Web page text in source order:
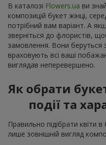
В каталозі Flowers.ua ви
композицій букет жінці,
потрібний вам варіант. А
зверніться до флористів,
замовлення. Вони беруться
враховують всі ваші
виглядав неперевершено.
Як обрати
події та
Правильно підібрати квіти
лише зовнішній вигляд